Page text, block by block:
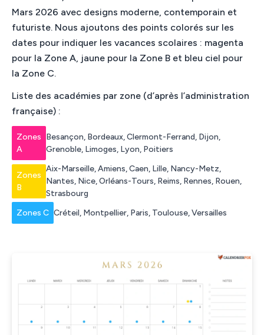
Mars 2026 avec designs moderne, contemporain et
futuriste. Nous ajoutons des points colorés sur les
dates pour indiquer les vacances scolaires : magenta
pour la Zone A, jaune pour la Zone B et bleu ciel pour
la Zone C.
Liste des académies par zone (d’après l’administration
française) :
Zones
A
Besançon, Bordeaux, Clermont-Ferrand, Dijon,
Grenoble, Limoges, Lyon, Poitiers
Zones
B
Aix-Marseille, Amiens, Caen, Lille, Nancy-Metz,
Nantes, Nice, Orléans-Tours, Reims, Rennes, Rouen,
Strasbourg
Zones C Créteil, Montpellier, Paris, Toulouse, Versailles